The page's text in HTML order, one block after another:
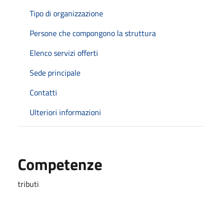
Tipo di organizzazione
Persone che compongono la struttura
Elenco servizi offerti
Sede principale
Contatti
Ulteriori informazioni
Competenze
tributi